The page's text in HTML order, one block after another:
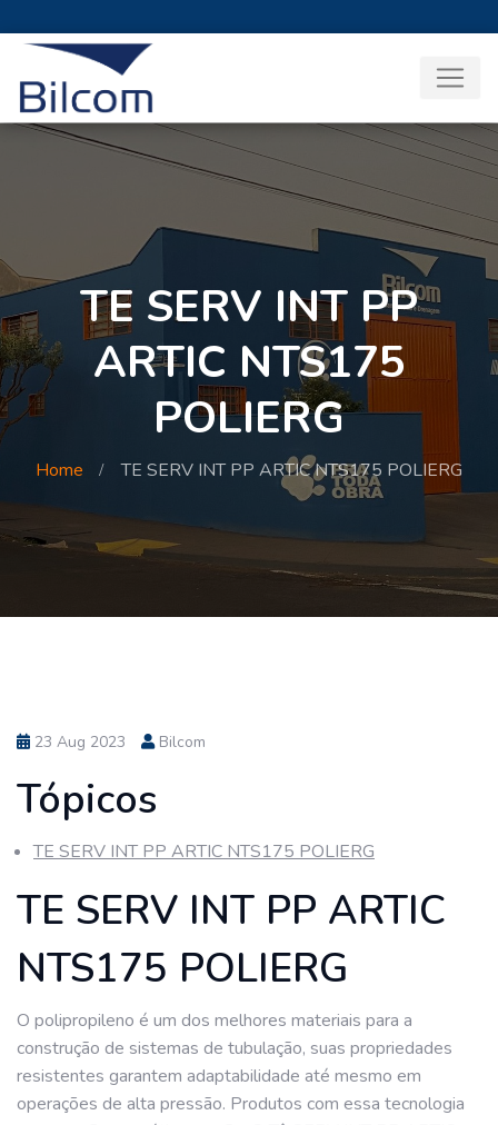
TE SERV INT PP
ARTIC NTS175
POLIERG
Home TE SERV INT PP ARTIC NTS175 POLIERG
23 Aug 2023 Bilcom
Tópicos
TE SERV INT PP ARTIC NTS175 POLIERG
TE SERV INT PP ARTIC
NTS175 POLIERG
O polipropileno é um dos melhores materiais para a
construção de sistemas de tubulação, suas propriedades
resistentes garantem adaptabilidade até mesmo em
operações de alta pressão. Produtos com essa tecnologia